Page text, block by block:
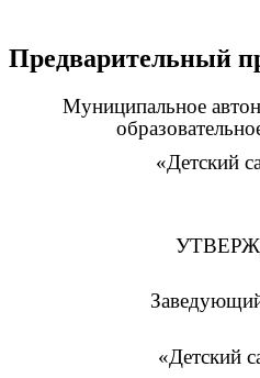
Предварительный
Муниципальное
«Детский
«Детский